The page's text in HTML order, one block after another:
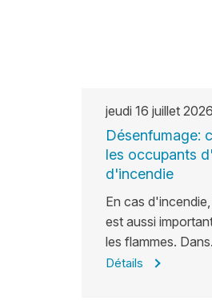
jeudi 16 juillet 2026
Désenfumage:
les occupants
d'incendie
En cas
est aussi
les flammes.
Détails